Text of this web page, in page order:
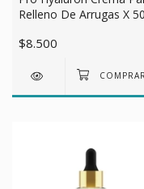
Relleno De Arrugas X 50
$8.500